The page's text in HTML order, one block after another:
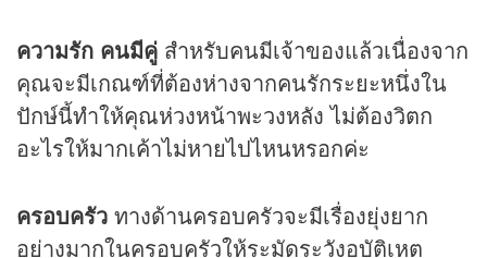
ความรัก คนมีคู่ สำหรับคนมีเจ้าของแล้วเนื่องจาก
คุณจะมีเกณฑ์ที่ต้องห่างจากคนรักระยะหนึ่งใน
ปักษ์นี้ทำให้คุณห่วงหน้าพะวงหลัง ไม่ต้องวิตก
อะไรให้มากเค้าไม่หายไปไหนหรอกค่ะ
ครอบครัว ทางด้านครอบครัวจะมีเรื่องยุ่งยาก
อย่างมากในครอบครัวให้ระมัดระวังอุบัติเหตุ